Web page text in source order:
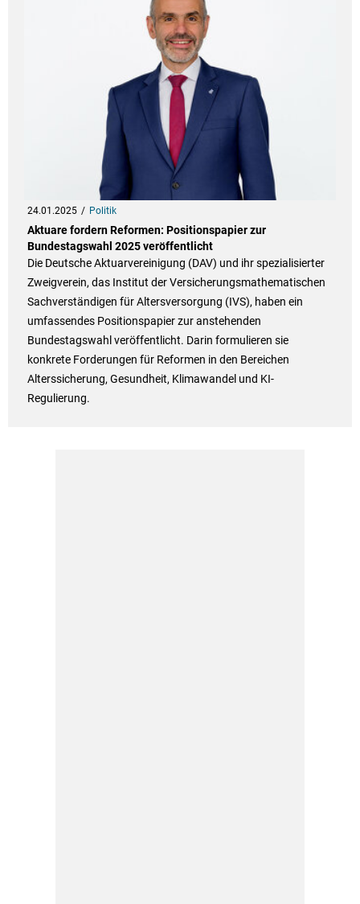
24.01.2025 Politik
Aktuare fordern Reformen: Positionspapier zur
Bundestagswahl 2025 veröffentlicht
Die Deutsche Aktuarvereinigung (DAV) und ihr spezialisierter
Zweigverein, das Institut der Versicherungsmathematischen
Sachverständigen für Altersversorgung (IVS), haben ein
umfassendes Positionspapier zur anstehenden
Bundestagswahl veröffentlicht. Darin formulieren sie
konkrete Forderungen für Reformen in den Bereichen
Alterssicherung, Gesundheit, Klimawandel und KI-
Regulierung.